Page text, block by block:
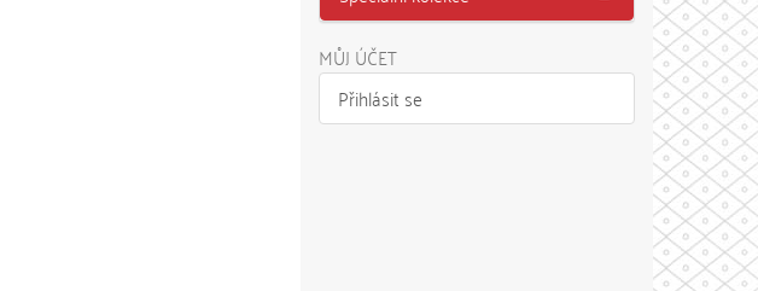
MŮJ ÚČET
Přihlásit se